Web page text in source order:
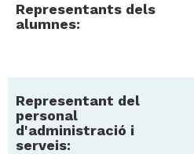
Representants dels
alumnes:
Representant del
personal
d'administració i
serveis: